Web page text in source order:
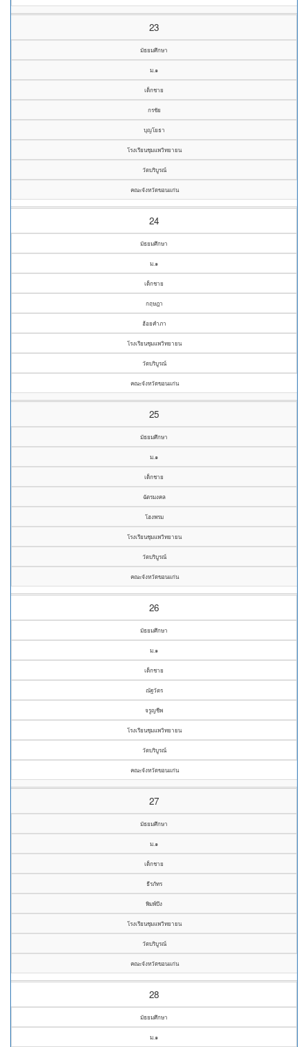
23
มัธยมศึกษา
ม.๑
เด็กชาย
กรชัย
บุญโยธา
โรงเรียนชุมแพวิทยายน
วัดบริบูรณ์
คณะจังหวัดขอนแก่น
24
มัธยมศึกษา
ม.๑
เด็กชาย
กฤษฎา
ฮ้อยคำภา
โรงเรียนชุมแพวิทยายน
วัดบริบูรณ์
คณะจังหวัดขอนแก่น
25
มัธยมศึกษา
ม.๑
เด็กชาย
ฉัตรมงคล
โฮงพรม
โรงเรียนชุมแพวิทยายน
วัดบริบูรณ์
คณะจังหวัดขอนแก่น
26
มัธยมศึกษา
ม.๑
เด็กชาย
ณัฐวัตร
จรูญชีพ
โรงเรียนชุมแพวิทยายน
วัดบริบูรณ์
คณะจังหวัดขอนแก่น
27
มัธยมศึกษา
ม.๑
เด็กชาย
ธีรภัทร
พิมพ์บึง
โรงเรียนชุมแพวิทยายน
วัดบริบูรณ์
คณะจังหวัดขอนแก่น
28
มัธยมศึกษา
ม.๑